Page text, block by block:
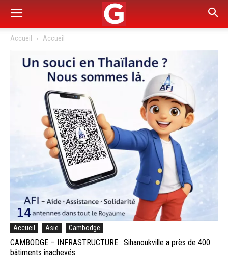
Accueil Accueil
Accueil Asie Cambodge
CAMBODGE – INFRASTRUCTURE : Sihanoukville a près de 400
bâtiments inachevés